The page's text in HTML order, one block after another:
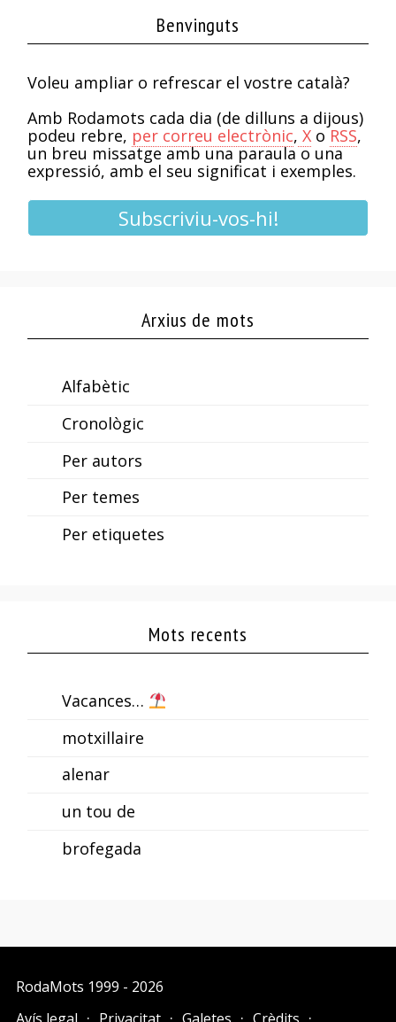
Benvinguts
Voleu ampliar o refrescar el vostre català?
Amb Rodamots cada dia (de dilluns a dijous)
podeu rebre, per correu electrònic, X o RSS,
un breu missatge amb una paraula o una
expressió, amb el seu significat i exemples.
Subscriviu-vos-hi!
Arxius de mots
Alfabètic
Cronològic
Per autors
Per temes
Per etiquetes
Mots recents
Vacances…
motxillaire
alenar
un tou de
brofegada
RodaMots 1999 - 2026